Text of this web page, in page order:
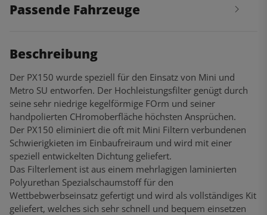
Passende Fahrzeuge
Beschreibung
Der PX150 wurde speziell für den Einsatz von Mini und
Metro SU entworfen. Der Hochleistungsfilter genügt durch
seine sehr niedrige kegelförmige FOrm und seiner
handpolierten CHromoberfläche höchsten Ansprüchen.
Der PX150 eliminiert die oft mit Mini Filtern verbundenen
Schwierigkieten im Einbaufreiraum und wird mit einer
speziell entwickelten Dichtung geliefert.
Das Filterlement ist aus einem mehrlagigen laminierten
Polyurethan Spezialschaumstoff für den
Wettbebwerbseinsatz gefertigt und wird als vollständiges Kit
geliefert, welches sich sehr schnell und bequem einsetzen